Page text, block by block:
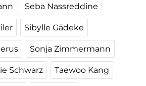
Seba Nassreddine
Sibylle Gädeke
Sonja Zimmermann
Schwarz Taewoo Kang